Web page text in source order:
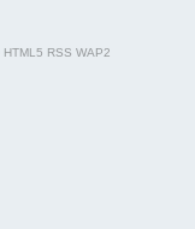
HTML5 RSS WAP2